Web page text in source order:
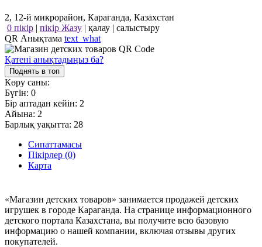
2, 12-й микрорайон, Караганда, Казахстан
0 пікір | пікір Жазу | қалау | салыстыру
QR Анықтама text_what
Қатені анықтадыңыз ба?
Поднять в топ
Көру саны:
Бүгін: 0
Бір аптадан кейін: 2
Айына: 2
Барлық уақытта: 28
Сипаттамасы
Пікірлер (0)
Карта
«Магазин детских товаров» занимается продажей детских
игрушек в городе Караганда. На странице информационного
детского портала Казахстана, вы получите всю базовую
информацию о нашей компании, включая отзывы других
покупателей.